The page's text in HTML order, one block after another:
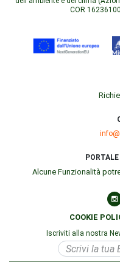
COR
Alcune Funzionalità
COOKIE
Iscriviti alla nostra